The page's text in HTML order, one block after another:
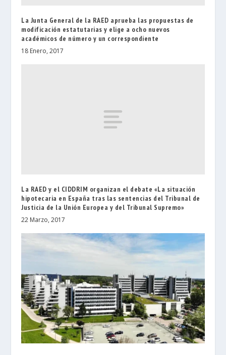
La Junta General de la RAED aprueba las propuestas de
modificación estatutarias y elige a ocho nuevos
académicos de número y un correspondiente
18 Enero, 2017
La RAED y el CIDDRIM organizan el debate «La situación
hipotecaria en España tras las sentencias del Tribunal de
Justicia de la Unión Europea y del Tribunal Supremo»
22 Marzo, 2017